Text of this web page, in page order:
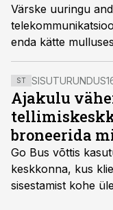
Värske uuringu
enda kätte
potentsiaalsete
asemel 56%.
ST SISUTURUNDUS
Ajakulu
broneerida
Go Bus võttis
keskkonna, kus
sisestamist kohe